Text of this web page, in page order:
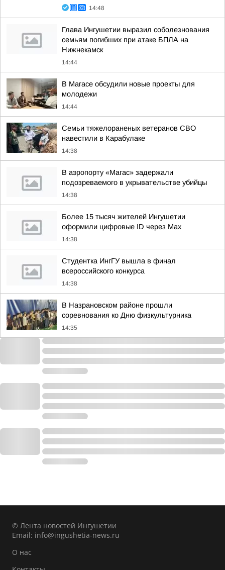
14:48
Глава Ингушетии выразил соболезнования
семьям погибших при атаке БПЛА на
Нижнекамск
14:44
В Магасе обсудили новые проекты для
молодежи
14:44
Семьи тяжелораненых ветеранов СВО
навестили в Карабулаке
14:38
В аэропорту «Магас» задержали
подозреваемого в укрывательстве убийцы
14:38
Более 15 тысяч жителей Ингушетии
оформили цифровые ID через Max
14:38
Студентка ИнгГУ вышла в финал
всероссийского конкурса
14:38
В Назрановском районе прошли
соревнования ко Дню физкультурника
14:35
© Лента новостей Ингушетии
Email: info@ingushetia-news.ru
О нас